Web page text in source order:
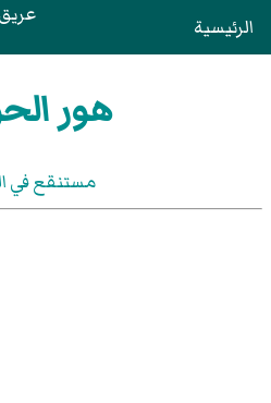
الرئيسية عريق
هور
مستنقع في